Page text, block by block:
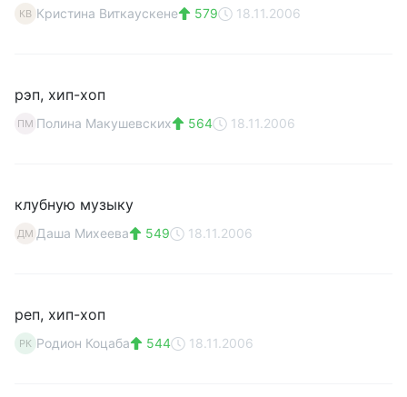
КВ Кристина Виткаускене 579 18.11.2006
рэп, хип-хоп
ПМ Полина Макушевских 564 18.11.2006
клубную музыку
ДМ Даша Михеева 549 18.11.2006
реп, хип-хоп
РК Родион Коцаба 544 18.11.2006